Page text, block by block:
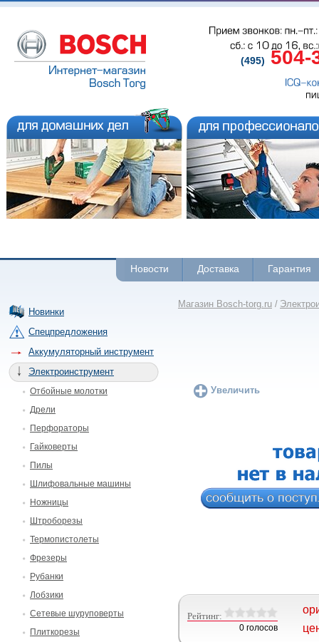
Прием звонков: пн.-
сб.: с 10 до 16,
(495)
504-
ICQ-
Новости Доставка Гарантия
Магазин Bosch-torg.ru /
Увеличить
Рейтинг:
0 голосов
Новинки
Спецпредложения
Аккумуляторный инструмент
Электроинструмент
Отбойные молотки
Дрели
Перфораторы
Гайковерты
Пилы
Шлифовальные машины
Ножницы
Штроборезы
Термопистолеты
Фрезеры
Рубанки
Лобзики
Сетевые шуруповерты
Плиткорезы